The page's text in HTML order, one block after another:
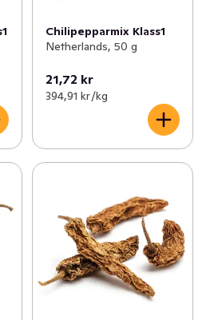
Chilipepparmix Klass1
Netherlands, 50 g
21,72 kr
394,91 kr /kg